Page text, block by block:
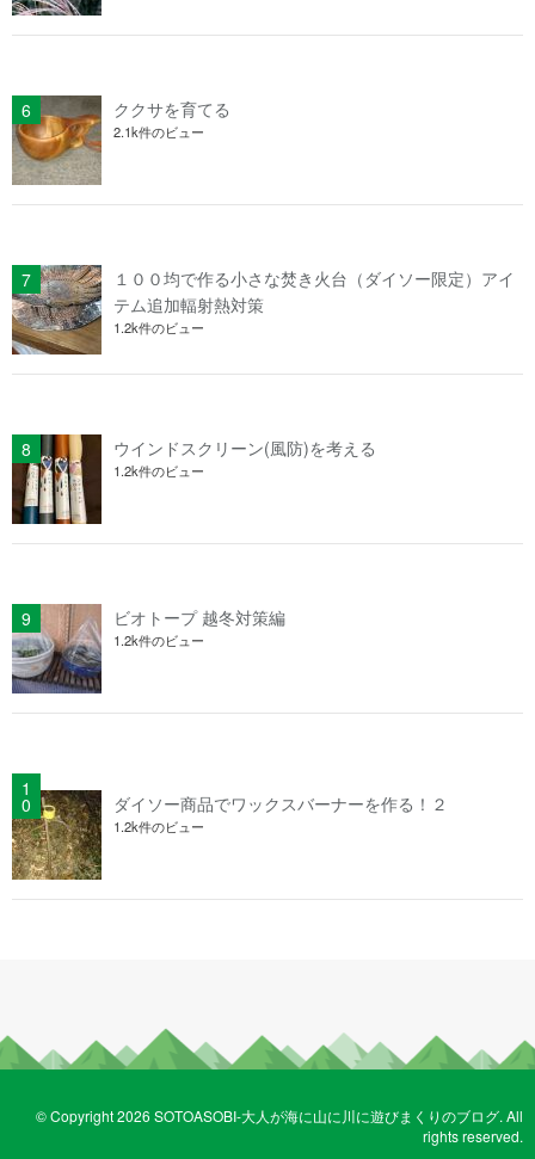
ククサを育てる
2.1k件のビュー
１００均で作る小さな焚き火台（ダイソー限定）アイ
テム追加輻射熱対策
1.2k件のビュー
ウインドスクリーン(風防)を考える
1.2k件のビュー
ビオトープ 越冬対策編
1.2k件のビュー
ダイソー商品でワックスバーナーを作る！２
1.2k件のビュー
© Copyright 2026 SOTOASOBI-大人が海に山に川に遊びまくりのブログ. All
rights reserved.